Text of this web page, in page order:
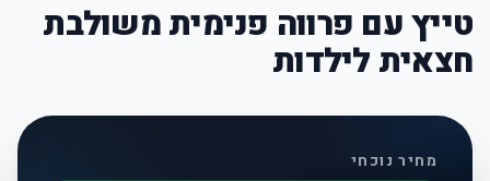
טייץ עם פרווה פנימית משולבת
חצאית לילדות
מחיר נוכחי